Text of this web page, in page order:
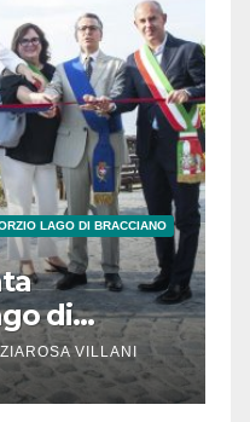
LAGO DI BRACCIANO
di
VILLANI